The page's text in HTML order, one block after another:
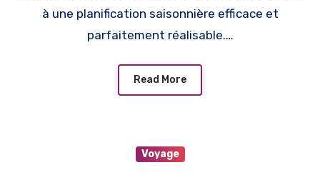
à une planification saisonnière efficace et
parfaitement réalisable.…
Read More
Voyage